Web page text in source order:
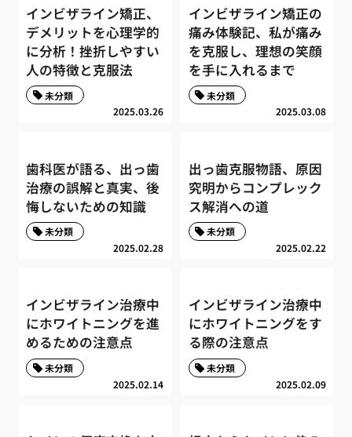
インビザライン矯正、
デメリットを心理学的
に分析！挫折しやすい
人の特徴と克服法
2025.03.26
未分類
インビザライン矯正の
痛み体験記、私が痛み
を克服し、理想の笑顔
を手に入れるまで
2025.03.08
未分類
歯科医が語る、出っ歯
治療の誤解と真実、後
悔しないための知識
2025.02.28
未分類
出っ歯克服物語、原因
究明からコンプレック
ス解消への道
2025.02.22
未分類
インビザライン治療中
にホワイトニングを進
めるための注意点
2025.02.14
未分類
インビザライン治療中
にホワイトニングをす
る際の注意点
2025.02.09
未分類